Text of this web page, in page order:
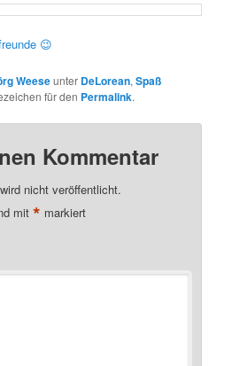
😉
Weeseunter DeLorean,Spaß
für den Permalink.
Kommentar
nicht veröffentlicht.
mit* markiert